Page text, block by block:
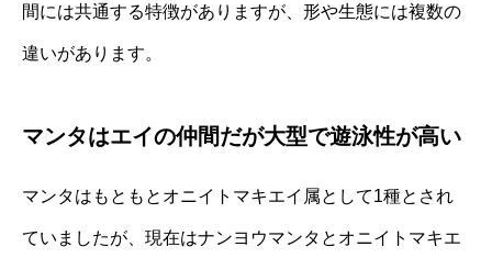
間には共通する特徴がありますが、形や生態には複数の
違いがあります。
マンタはエイの仲間だが大型で遊泳性が高い
マンタはもともとオニイトマキエイ属として1種とされ
ていましたが、現在はナンヨウマンタとオニイトマキエ